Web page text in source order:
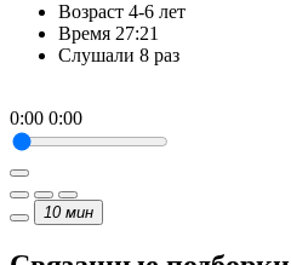
Возраст 4-6 лет
Время 27:21
Слушали 8 раз
0:00 0:00
10 мин